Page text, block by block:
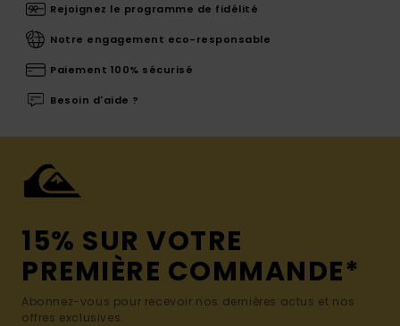
Rejoignez le programme de fidélité
Notre engagement eco-responsable
Paiement 100% sécurisé
Besoin d'aide ?
15% SUR VOTRE
PREMIÈRE COMMANDE*
Abonnez-vous pour recevoir nos dernières actus et nos
offres exclusives.